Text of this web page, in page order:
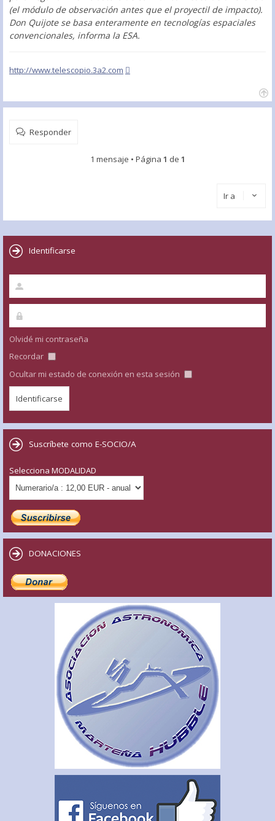
(el módulo de observación antes que el proyectil de impacto).
Don Quijote se basa enteramente en tecnologías espaciales
convencionales, informa la ESA.
http://www.telescopio.3a2.com
Responder
1 mensaje • Página 1 de 1
Ir a
Identificarse
Olvidé mi contraseña
Recordar
Ocultar mi estado de conexión en esta sesión
Suscríbete como E-SOCIO/A
Selecciona MODALIDAD
DONACIONES